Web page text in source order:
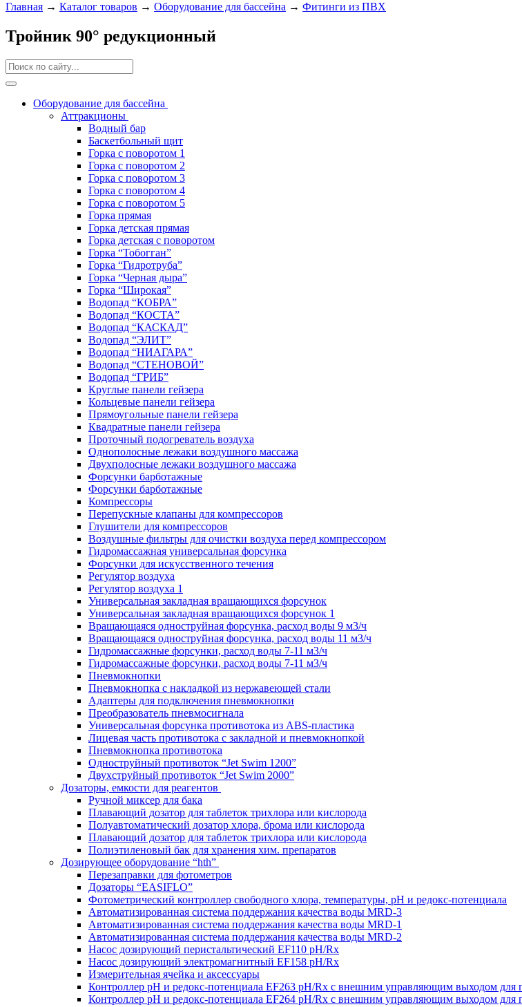
Главная → Каталог товаров → Оборудование для бассейна → Фитинги из ПВХ
Тройник 90° редукционный
Оборудование для бассейна
Аттракционы
Водный бар
Баскетбольный щит
Горка с поворотом 1
Горка с поворотом 2
Горка с поворотом 3
Горка с поворотом 4
Горка с поворотом 5
Горка прямая
Горка детская прямая
Горка детская с поворотом
Горка “Тобогган”
Горка “Гидротруба”
Горка “Черная дыра”
Горка “Широкая”
Водопад “КОБРА”
Водопад “КОСТА”
Водопад “КАСКАД”
Водопад “ЭЛИТ”
Водопад “НИАГАРА”
Водопад “СТЕНОВОЙ”
Водопад “ГРИБ”
Круглые панели гейзера
Кольцевые панели гейзера
Прямоугольные панели гейзера
Квадратные панели гейзера
Проточный подогреватель воздуха
Однополосные лежаки воздушного массажа
Двухполосные лежаки воздушного массажа
Форсунки барботажные
Форсунки барботажные
Компрессоры
Перепускные клапаны для компрессоров
Глушители для компрессоров
Воздушные фильтры для очистки воздуха перед компрессором
Гидромассажная универсальная форсунка
Форсунки для искусственного течения
Регулятор воздуха
Регулятор воздуха 1
Универсальная закладная вращающихся форсунок
Универсальная закладная вращающихся форсунок 1
Вращающаяся одноструйная форсунка, расход воды 9 м3/ч
Вращающаяся одноструйная форсунка, расход воды 11 м3/ч
Гидромассажные форсунки, расход воды 7-11 м3/ч
Гидромассажные форсунки, расход воды 7-11 м3/ч
Пневмокнопки
Пневмокнопка с накладкой из нержавеющей стали
Адаптеры для подключения пневмокнопки
Преобразователь пневмосигнала
Универсальная форсунка противотока из ABS-пластика
Лицевая часть противотока с закладной и пневмокнопкой
Пневмокнопка противотока
Одноструйный противоток “Jet Swim 1200”
Двухструйный противоток “Jet Swim 2000”
Дозаторы, емкости для реагентов
Ручной миксер для бака
Плавающий дозатор для таблеток трихлора или кислорода
Полуавтоматический дозатор хлора, брома или кислорода
Плавающий дозатор для таблеток трихлора или кислорода
Полиэтиленовый бак для хранения хим. препаратов
Дозирующее оборудование “hth”
Перезаправки для фотометров
Дозаторы “EASIFLO”
Фотометрический контроллер свободного хлора, температуры, рН и редокс-потенциала
Автоматизированная система поддержания качества воды MRD-3
Автоматизированная система поддержания качества воды MRD-1
Автоматизированная система поддержания качества воды MRD-2
Насос дозирующий перистальтический EF110 pH/Rx
Насос дозирующий электромагнитный EF158 pH/Rx
Измерительная ячейка и аксессуары
Контроллер рН и редокс-потенциала EF263 pH/Rx с внешним управляющим выходом для
Контроллер рН и редокс-потенциала EF264 pH/Rx с внешним управляющим выходом для